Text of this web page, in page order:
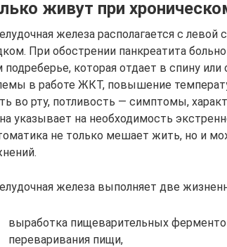
живут при
железа располагается с
При обострении панкреатита
подреберье, которая отдает в спину
в работе ЖКТ, повышение
во рту, потливость — симптомы,
указывает на необходимость
не только мешает жить, но и
железа выполняет две
выработка пищеварительных
переваривания пищи,